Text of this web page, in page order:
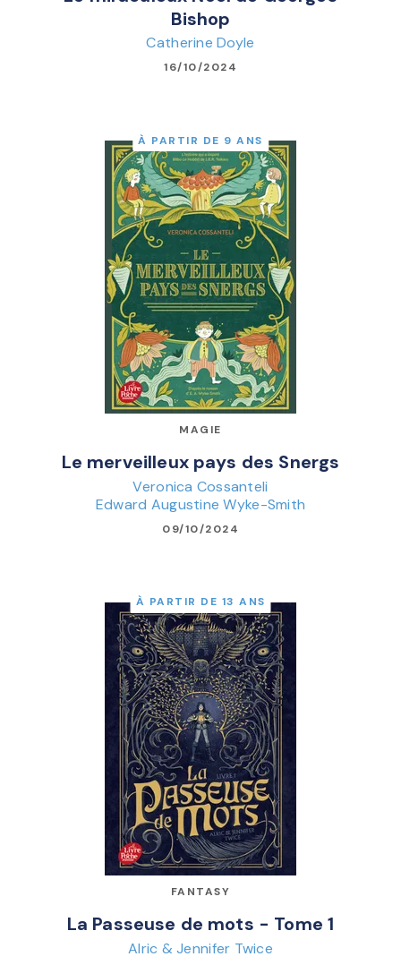
Bishop
Catherine Doyle
16/10/2024
À PARTIR DE 9 ANS
MAGIE
Le merveilleux pays des Snergs
Veronica Cossanteli
Edward Augustine Wyke-Smith
09/10/2024
À PARTIR DE 13 ANS
FANTASY
La Passeuse de mots - Tome 1
Alric & Jennifer Twice